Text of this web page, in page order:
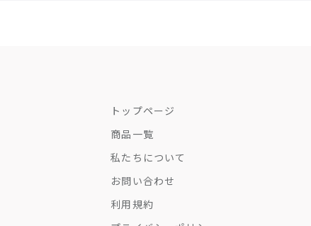
トップページ
商品一覧
私たちについて
お問い合わせ
利用規約